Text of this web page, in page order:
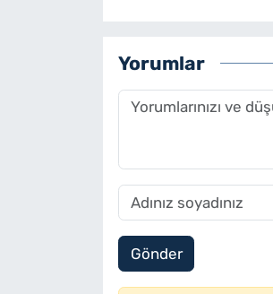
Yorumlar
Gönder